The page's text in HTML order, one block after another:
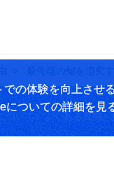
の体験を向上させ
についての詳細を見
最先端の知を追究
ついて よくある質問